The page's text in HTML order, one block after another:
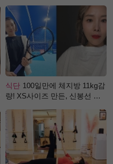
식단 100일만에 체지방 11kg감
량! XS사이즈 만든, 신봉선 식